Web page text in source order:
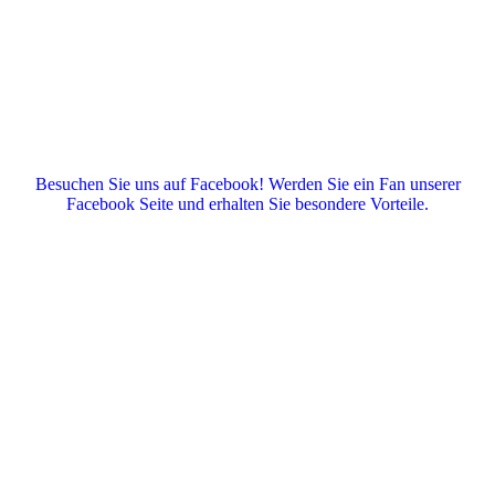
Besuchen Sie uns auf Facebook! Werden Sie ein Fan unserer
Facebook Seite und erhalten Sie besondere Vorteile.